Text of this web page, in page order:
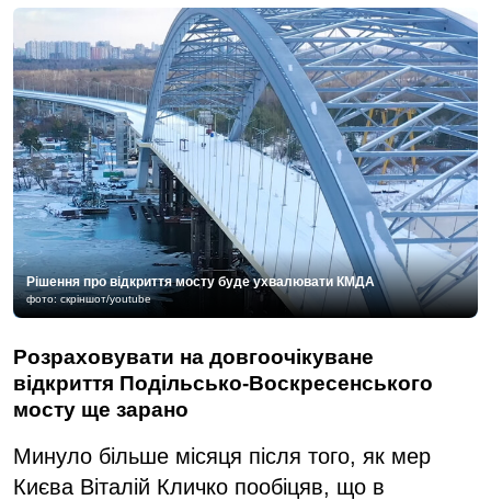
Рішення про відкриття мосту буде ухвалювати КМДА
фото: скріншот/youtube
Розраховувати на довгоочікуване
відкриття Подільсько-Воскресенського
мосту ще зарано
Минуло більше місяця після того, як мер
Києва Віталій Кличко пообіцяв, що в